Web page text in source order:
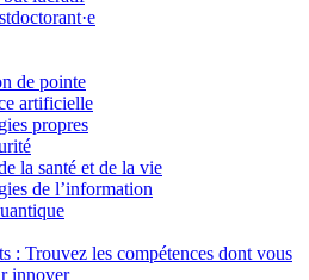
de pointe
artificielle
propres
la santé et de la vie
de l’information
: Trouvez les compétences dont vous
innover